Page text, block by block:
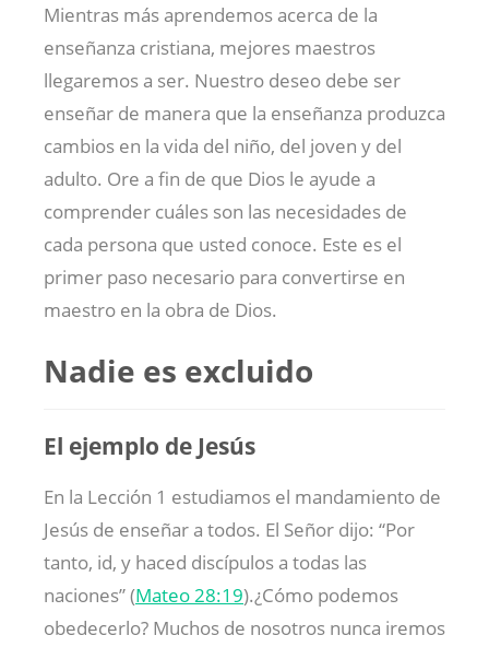
Mientras más aprendemos acerca de la
enseñanza cristiana, mejores maestros
llegaremos a ser. Nuestro deseo debe ser
enseñar de manera que la enseñanza produzca
cambios en la vida del niño, del joven y del
adulto. Ore a fin de que Dios le ayude a
comprender cuáles son las necesidades de
cada persona que usted conoce. Este es el
primer paso necesario para convertirse en
maestro en la obra de Dios.
Nadie es excluido
El ejemplo de Jesús
En la Lección 1 estudiamos el mandamiento de
Jesús de enseñar a todos. El Señor dijo: “Por
tanto, id, y haced discípulos a todas las
naciones” (Mateo 28:19).¿Cómo podemos
obedecerlo? Muchos de nosotros nunca iremos